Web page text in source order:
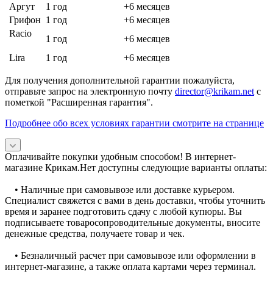
Аргут
1 год
+6 месяцев
Грифон 1 год
+6 месяцев
Racio
1 год
+6 месяцев
Lira
1 год +6 месяцев
Для получения дополнительной гарантии пожалуйста,
отправьте запрос на электронную почту director@krikam.net с
пометкой "Расширенная гарантия".
Подробнее обо всех условиях гарантии смотрите на странице
Оплачивайте покупки удобным способом! В интернет-
магазине Крикам.Нет доступны следующие варианты оплаты:
• Наличные при самовывозе или доставке курьером.
Специалист свяжется с вами в день доставки, чтобы уточнить
время и заранее подготовить сдачу с любой купюры. Вы
подписываете товаросопроводительные документы, вносите
денежные средства, получаете товар и чек.
• Безналичный расчет при самовывозе или оформлении в
интернет-магазине, а также оплата картами через терминал.